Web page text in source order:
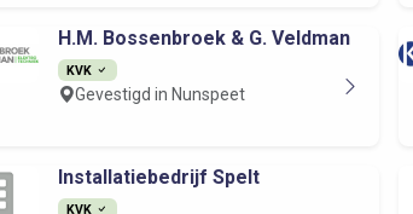
H.M. Bossenbroek & G. Veldman
KVK
Gevestigd in Nunspeet
Installatiebedrijf Spelt
KVK